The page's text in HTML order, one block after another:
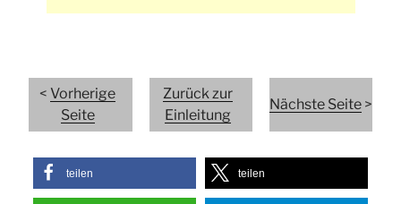
<Vorherige
Seite
Zurück zur
Einleitung
Nächste Seite >
teilen teilen